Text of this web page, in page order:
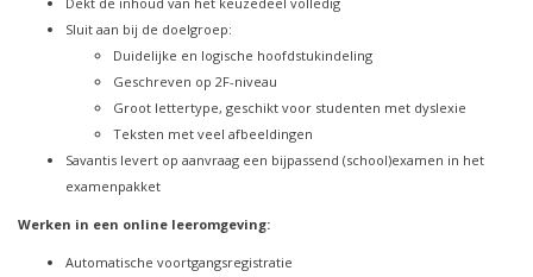
Sluit aan bij de doelgroep:
Duidelijke en logische hoofdstukindeling
Geschreven op 2F-niveau
Groot lettertype, geschikt voor studenten met dyslexie
Teksten met veel afbeeldingen
Savantis levert op aanvraag een bijpassend (school)examen in het
examenpakket
Werken in een online leeromgeving:
Automatische voortgangsregistratie